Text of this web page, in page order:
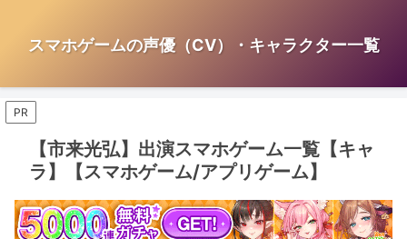
スマホゲームの声優（CV）・キャラクター一覧
PR
【市来光弘】出演スマホゲーム一覧【キャ
ラ】【スマホゲーム/アプリゲーム】